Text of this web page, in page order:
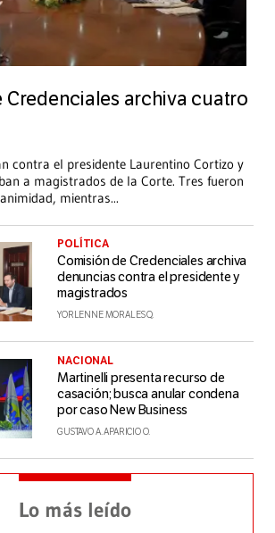
Credenciales archiva cuatro
contra el presidente Laurentino Cortizo y
a magistrados de la Corte. Tres fueron
mientras...
POLÍTICA
Comisión de Credenciales archiva
denuncias contra el presidente y
magistrados
YORLENNE MORALES Q.
NACIONAL
Martinelli presenta recurso de
casación; busca anular condena
por caso New Business
GUSTAVO A. APARICIO O.
Lo más leído